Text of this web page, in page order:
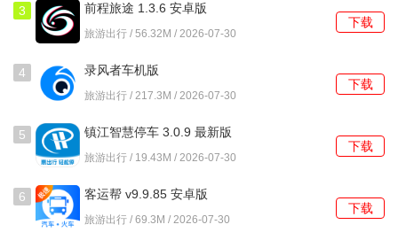
3 前程旅途 1.3.6 安卓版
旅游出行 / 56.32M / 2026-07-30
下载
4
录风者车机版
v3.5.1.260527 官方版
旅游出行 / 217.3M / 2026-07-30
下载
5 镇江智慧停车 3.0.9 最新版
旅游出行 / 19.43M / 2026-07-30
下载
6 客运帮 v9.9.85 安卓版
旅游出行 / 69.3M / 2026-07-30
下载